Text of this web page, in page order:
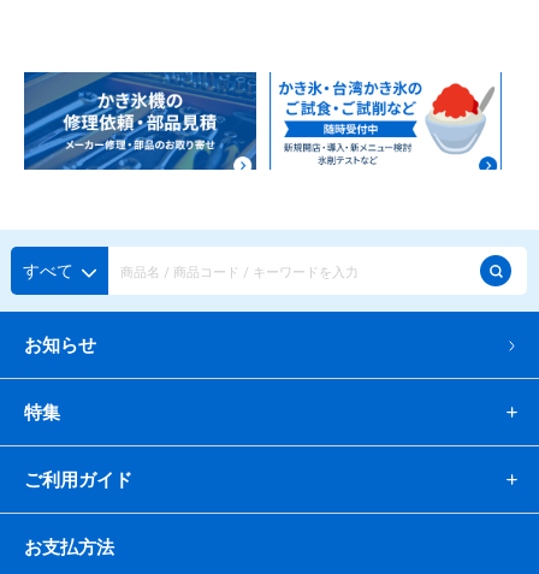
すべて
お知らせ
特集
ご利用ガイド
お支払方法